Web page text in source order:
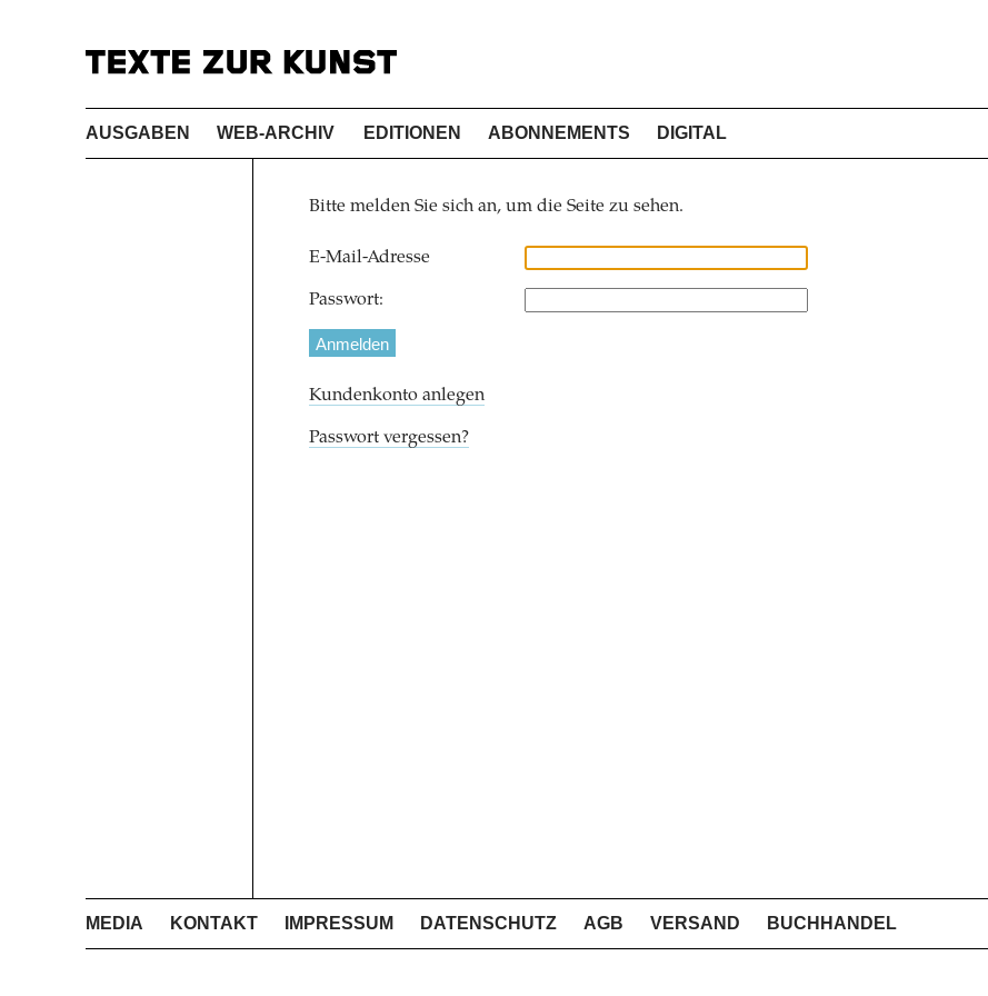
AUSGABEN WEB-ARCHIV EDITIONEN ABONNEMENTS DIGITAL
Bitte melden Sie sich an, um die Seite zu sehen.
E-Mail-Adresse
Passwort:
Kundenkonto anlegen
Passwort vergessen?
MEDIA KONTAKT IMPRESSUM DATENSCHUTZ AGB VERSAND BUCHHANDEL